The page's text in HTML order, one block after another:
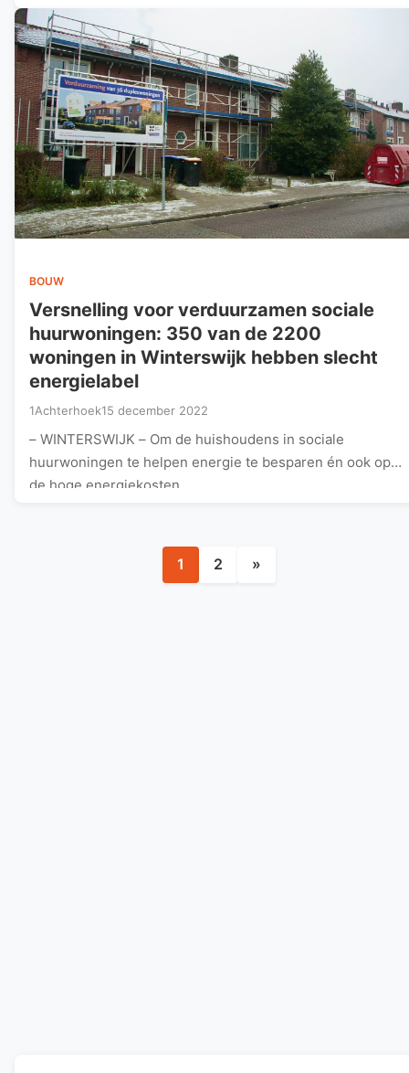
BOUW
Versnelling voor verduurzamen sociale
huurwoningen: 350 van de 2200
woningen in Winterswijk hebben slecht
energielabel
1Achterhoek15 december 2022
– WINTERSWIJK – Om de huishoudens in sociale
huurwoningen te helpen energie te besparen én ook op
de hoge energiekosten,…
paginering
1 2 »